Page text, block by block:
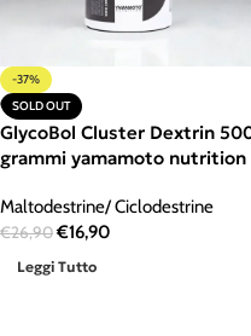
-37%
SOLD OUT
GlycoBol Cluster Dextrin
grammi yamamoto nutrition
Maltodestrine/ Ciclodestrine
€26,90€16,90
Leggi Tutto